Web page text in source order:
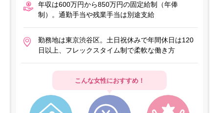
年収は600万円から850万円の固定給制（年俸
制）。通勤手当や残業手当は別途支給
勤務地は東京渋谷区。土日祝休みで年間休日は120
日以上、フレックスタイム制で柔軟な働き方
こんな女性におすすめ！